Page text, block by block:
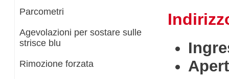
Parcometri
Agevolazioni per sostare sulle
strisce blu
Rimozione forzata